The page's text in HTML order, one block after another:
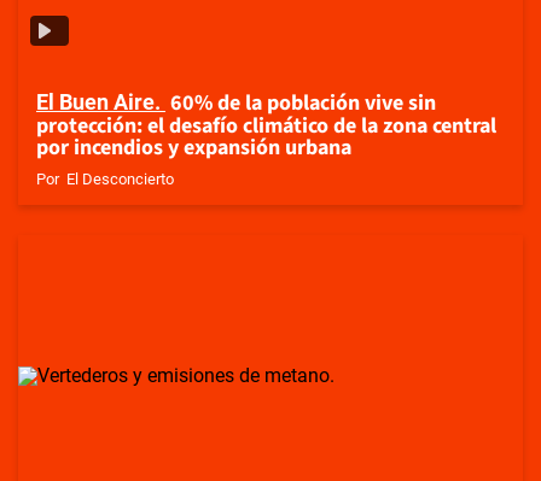
El Buen Aire 60% de la población vive sin
protección: el desafío climático de la zona central
por incendios y expansión urbana
Por El Desconcierto